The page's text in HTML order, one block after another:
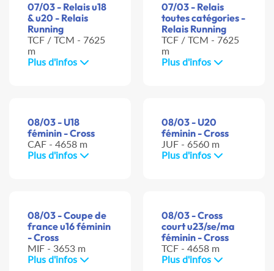
07/03 - Relais u18
& u20 - Relais
Running
TCF / TCM - 7625
m
Plus d'infos
07/03 - Relais
toutes catégories -
Relais Running
TCF / TCM - 7625
m
Plus d'infos
08/03 - U18
féminin - Cross
CAF - 4658 m
Plus d'infos
08/03 - U20
féminin - Cross
JUF - 6560 m
Plus d'infos
08/03 - Coupe de
france u16 féminin
- Cross
MIF - 3653 m
Plus d'infos
08/03 - Cross
court u23/se/ma
féminin - Cross
TCF - 4658 m
Plus d'infos